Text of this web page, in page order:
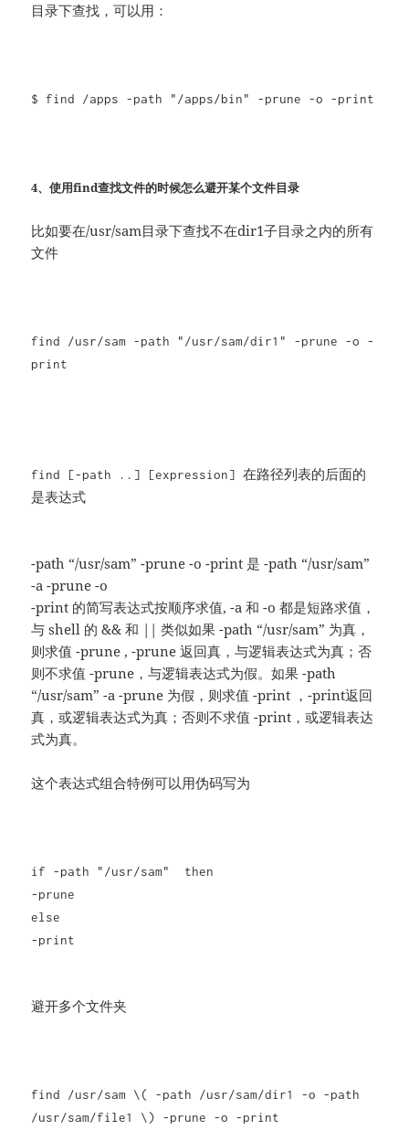
目录下查找，可以用：
$ find /apps -path "/apps/bin" -prune -o -print
4、使用find查找文件的时候怎么避开某个文件目录
比如要在/usr/sam目录下查找不在dir1子目录之内的所有
文件
find /usr/sam -path "/usr/sam/dir1" -prune -o -
print
find [-path ..] [expression] 在路径列表的后面的
是表达式
-path “/usr/sam” -prune -o -print 是 -path “/usr/sam”
-a -prune -o
-print 的简写表达式按顺序求值, -a 和 -o 都是短路求值，
与 shell 的 && 和 || 类似如果 -path “/usr/sam” 为真，
则求值 -prune , -prune 返回真，与逻辑表达式为真；否
则不求值 -prune，与逻辑表达式为假。如果 -path
“/usr/sam” -a -prune 为假，则求值 -print ，-print返回
真，或逻辑表达式为真；否则不求值 -print，或逻辑表达
式为真。
这个表达式组合特例可以用伪码写为
if -path "/usr/sam" then
-prune
else
-print
避开多个文件夹
find /usr/sam \( -path /usr/sam/dir1 -o -path
/usr/sam/file1 \) -prune -o -print